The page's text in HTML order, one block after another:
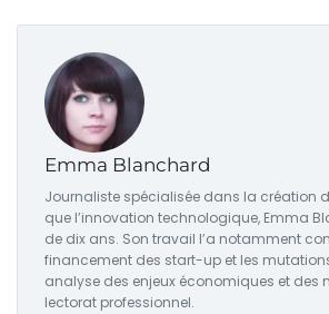
Emma Blanchard
Journaliste spécialisée dans la création
que l’innovation technologique, Emma
de dix ans. Son travail l’a notamment
financement des start-up et les
analyse des enjeux économiques et des
lectorat professionnel.